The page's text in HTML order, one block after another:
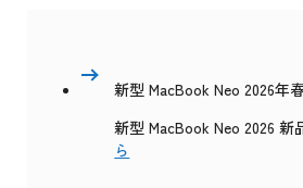
新型 MacBook Neo 2026年
新型 MacBook Neo 2026 新
ら